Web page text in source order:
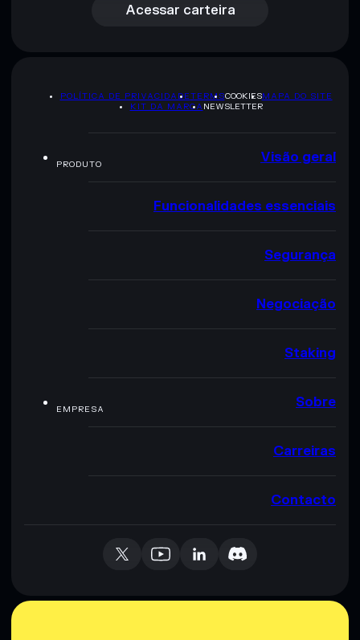
Acessar carteira
POLÍTICA DE PRIVACIDADETERMSCOOKIESMAPA DO SITE
KIT DA MARCA NEWSLETTER
PRODUTO Visão geral
Funcionalidades essenciais
Segurança
Negociação
Staking
EMPRESA Sobre
Carreiras
Contacto